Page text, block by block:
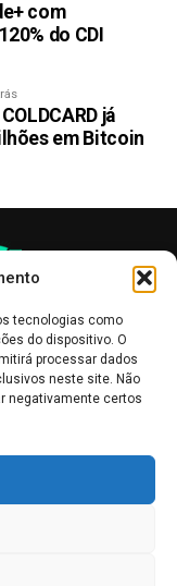
tecnologias como
do dispositivo. O
processar dados
neste site. Não
negativamente certos
com
do CDI
já
em Bitcoin
e não devem ser
Leia mais